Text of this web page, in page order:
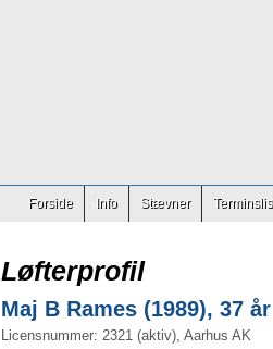
Forside Info Stævner
Løfterprofil
Maj B Rames (1989), 37 år
Licensnummer: 2321 (aktiv), Aarhus AK